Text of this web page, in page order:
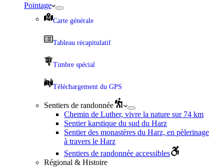
Pointage
Carte générale
Tableau récapitulatif
Timbre spécial
Téléchargement du GPS
Sentiers de randonnée
Chemin de Luther, vivre la nature sur 74 km
Sentier karstique du sud du Harz
Sentier des monastères du Harz, en pèlerinage
à travers le Harz
Sentiers de randonnée accessibles
Régional & Histoire